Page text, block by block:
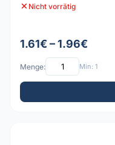
Nicht vorrätig
1.61€ – 1.96€
Menge: Min: 1